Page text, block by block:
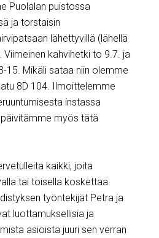
Puolalan puistossa
ja torstaisin
lähettyvillä (lähellä
Viimeinen kahvihetki to 9.7. ja
15. Mikäli sataa niin olemme
8D 104. Ilmoittelemme
instassa
myös tätä
kaikki, joita
tai toisella koskettaa.
työntekijät Petra ja
luottamuksellisia ja
asioista juuri sen verran